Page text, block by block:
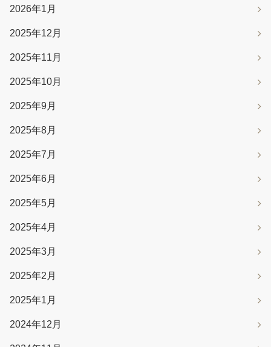
2026年1月
2025年12月
2025年11月
2025年10月
2025年9月
2025年8月
2025年7月
2025年6月
2025年5月
2025年4月
2025年3月
2025年2月
2025年1月
2024年12月